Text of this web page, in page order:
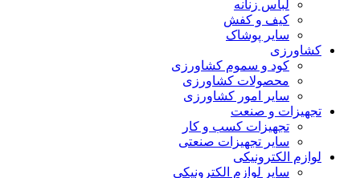
لباس زنانه
کیف و کفش
سایر پوشاک
کشاورزی
کود و سموم کشاورزی
محصولات کشاورزی
سایر امور کشاورزی
تجهیزات و صنعت
تجهیزات کسب و کار
سایر تجهیزات صنعتی
لوازم الکترونیکی
سایر لوازم الکترونیکی